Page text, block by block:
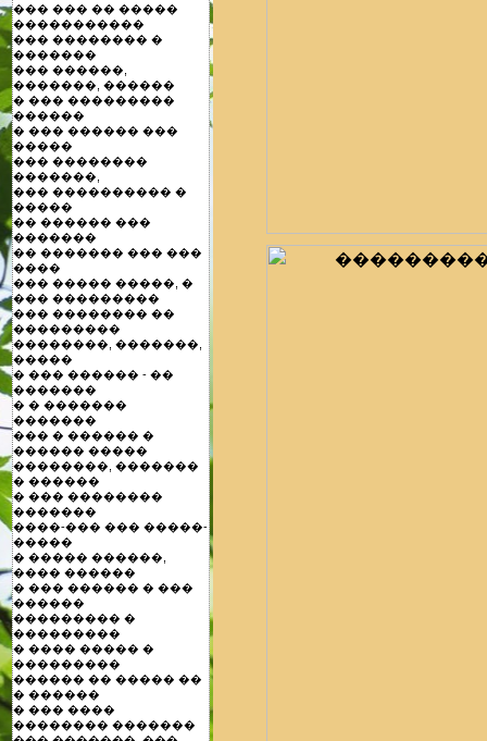
��� ��� �� �����
�����������
��� �������� �
�������
��� ������,
�������, ������
� ��� ���������
������
� ��� ������ ���
�����
��� ��������
�������,
��� ���������� �
�����
�� ������ ���
�������
�� ������� ��� ���
����
��� ����� �����, �
��� ���������
��� �������� ��
���������
��������, �������,
�����
� ��� ������ - ��
�������
� � �������
�������
��� � ������ �
������ �����
��������, �������
� ������
� ��� ��������
�������
����-��� ��� �����-
�����
� ����� ������,
���� ������
� ��� ������ � ���
������
��������� �
���������
� ���� ����� �
���������
������ �� ����� ��
� ������
� ��� ����
�������� �������